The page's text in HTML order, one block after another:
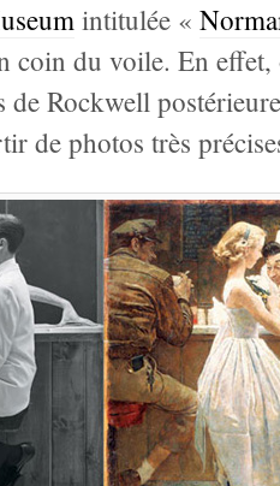
intitulée «
coin du voile. En effet,
Rockwell
de photos très